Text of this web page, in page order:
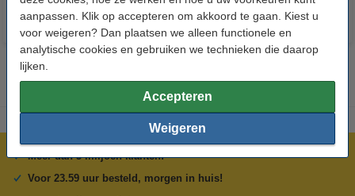
aanpassen. Klik op accepteren om akkoord te gaan. Kiest u
voor weigeren? Dan plaatsen we alleen functionele en
analytische cookies en gebruiken we technieken die daarop
lijken.
Accepteren
Weigeren
Meer dan 5 miljoen klanten!
Voor 23.59 uur besteld, morgen in huis!